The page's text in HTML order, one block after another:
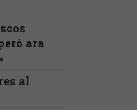
ara
al